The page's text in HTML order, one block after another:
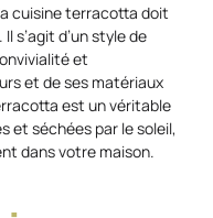
cuisine terracotta doit
s’agit d’un style de
et
et de ses matériaux
est un véritable
et séchées par le soleil,
dans votre maison.